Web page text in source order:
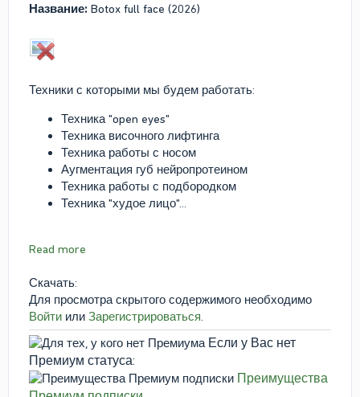
Название: Botox full face (2026)
Техники с которыми мы будем работать:
Техника "open eyes"
Техника височного лифтинга
Техника работы с носом
Аугментация губ нейропротеином
Техника работы с подбородком
Техника "худое лицо"...
Read more
Скачать:
Для просмотра скрытого содержимого необходимо
Войти или Зарегистрироваться
Если у Вас нет
Премиум статуса:
Преимущества